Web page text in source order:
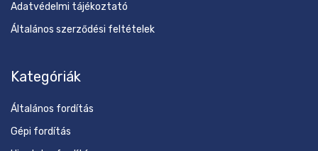
Adatvédelmi tájékoztató
Általános szerződési feltételek
Kategóriák
Általános fordítás
Gépi fordítás